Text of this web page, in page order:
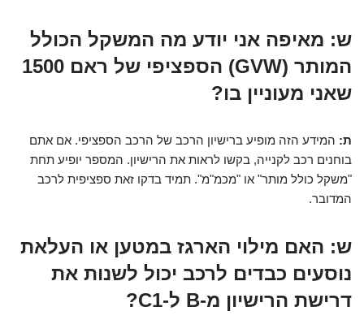
ש: מאיפה אני יודע מה המשקל הכולל
המותר (GVW) הספציפי של ראם 1500
שאני מעוניין בו?
ת: המידע הזה מופיע ברישיון הרכב של הרכב הספציפי. אם אתם
בוחנים רכב לקנייה, בקשו לראות את הרישיון. המספר יופיע תחת
"משקל כולל מותר" או "מכמ"מ". תמיד בדקו זאת ספציפית לרכב
המדובר.
ש: האם מילוי הארגז במטען או העלאת
נוסעים כבדים לרכב יכול לשנות את
דרישת הרישיון מ-B ל-C1?